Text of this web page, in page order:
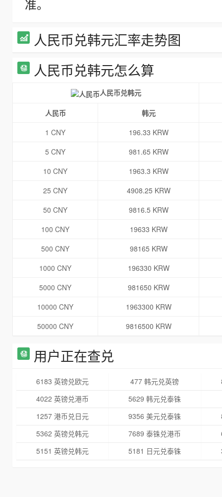
准。
人民币兑韩元汇率走势图
人民币兑韩元怎么算
人民币兑韩元
人民币
韩元
1 CNY
196.33 KRW
5 CNY
981.65 KRW
10 CNY
1963.3 KRW
25 CNY
4908.25 KRW
50 CNY
9816.5 KRW
100 CNY
19633 KRW
500 CNY
98165 KRW
1000 CNY
196330 KRW
5000 CNY
981650 KRW
10000 CNY
1963300 KRW
50000 CNY
9816500 KRW
用户正在查兑
6183 英镑兑欧元 477 韩元兑英镑
4022 英镑兑港币
5629 韩元兑泰铢
1257 港币兑日元
9356 美元兑泰铢
5362 英镑兑韩元
7689 泰铢兑港币
5151 英镑兑韩元
5181 日元兑泰铢